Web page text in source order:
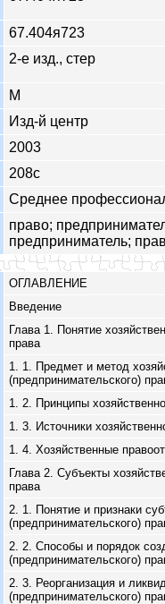
67.404я723
2-е изд., стер
М
Изд-й центр
2003
208с
Среднее
право;
предприниматель;
ОГЛАВЛЕНИЕ
Введение
Глава 1. Понятие
права
1. 1. Предмет и метод
(предпринимательского)
1. 2. Принципы
1. 3. Источники
1. 4. Хозяйственные
Глава 2. Субъекты
права
2. 1. Понятие и признаки
(предпринимательского)
2. 2. Способы и порядок
(предпринимательского)
2. 3. Реорганизация и
(предпринимательского)